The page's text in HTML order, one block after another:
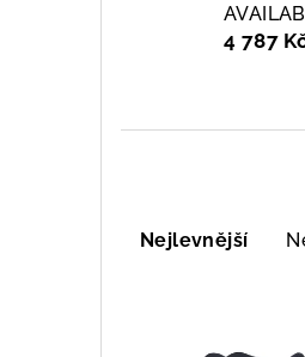
4 787
aNejlevnější